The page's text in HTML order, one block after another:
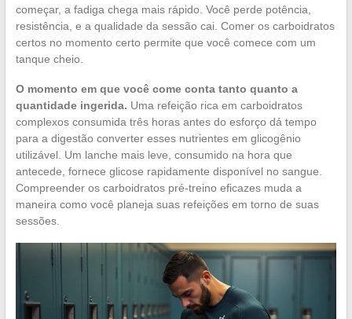
começar, a fadiga chega mais rápido. Você perde potência,
resistência, e a qualidade da sessão cai. Comer os carboidratos
certos no momento certo permite que você comece com um
tanque cheio.
O momento em que você come conta tanto quanto a
quantidade ingerida. Uma refeição rica em carboidratos
complexos consumida três horas antes do esforço dá tempo
para a digestão converter esses nutrientes em glicogênio
utilizável. Um lanche mais leve, consumido na hora que
antecede, fornece glicose rapidamente disponível no sangue.
Compreender os carboidratos pré-treino eficazes muda a
maneira como você planeja suas refeições em torno de suas
sessões.